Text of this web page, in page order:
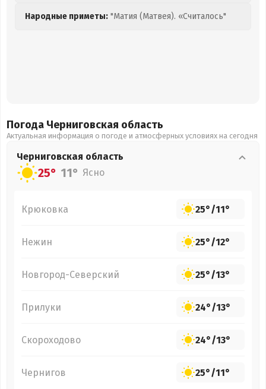
Народные приметы: "Матия (Матвея). «Считалось"
Погода Черниговская область
Актуальная информация о погоде и атмосферных условиях на сегодня
Черниговская область
25° 11° Ясно
Крюковка 25°/11°
Нежин 25°/12°
Новгород-Северский 25°/13°
Прилуки 24°/13°
Скороходово 24°/13°
Чернигов 25°/11°